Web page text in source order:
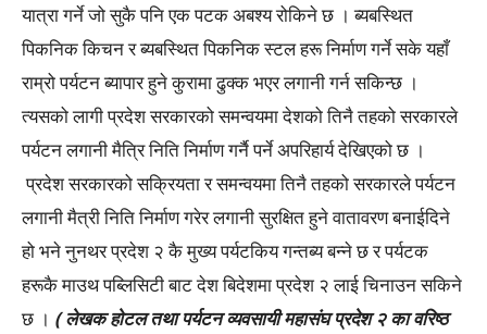
यात्रा गर्ने जो सुकै पनि एक पटक अबश्य रोकिने छ । ब्यबस्थित
पिकनिक किचन र ब्यबस्थित पिकनिक स्टल हरू निर्माण गर्ने सके यहाँ
राम्रो पर्यटन ब्यापार हुने कुरामा ढुक्क भएर लगानी गर्न सकिन्छ ।
त्यसको लागी प्रदेश सरकारको समन्वयमा देशको तिनै तहको सरकारले
पर्यटन लगानी मैत्रि निति निर्माण गर्नै पर्ने अपरिहार्य देखिएको छ ।
प्रदेश सरकारको सक्रियता र समन्वयमा तिनै तहको सरकारले पर्यटन
लगानी मैत्री निति निर्माण गरेर लगानी सुरक्षित हुने वातावरण बनाईदिने
हो भने नुनथर प्रदेश २ कै मुख्य पर्यटकिय गन्तब्य बन्ने छ र पर्यटक
हरूकै माउथ पब्लिसिटी बाट देश बिदेशमा प्रदेश २ लाई चिनाउन सकिने
छ । ( लेखक हाेटल तथा पर्यटन व्यवसायी महासंघ प्रदेश २ का वरिष्ठ